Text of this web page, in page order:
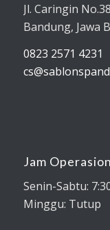
Jl. Caringin
Bandung, Jawa
0823 2571 4231
Jam
Senin-Sabtu:
Minggu: Tutup